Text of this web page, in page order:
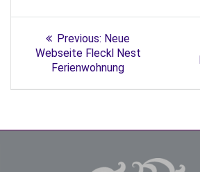
Previous: Neue
Webseite Fleckl Nest
Ferienwohnung